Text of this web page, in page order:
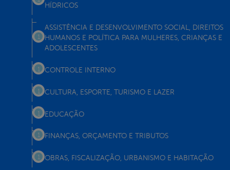
HÍDRICOS
ASSISTÊNCIA E DESENVOLVIMENTO SOCIAL, DIREITOS
HUMANOS E POLÍTICA PARA MULHERES, CRIANÇAS E
ADOLESCENTES
CONTROLE INTERNO
CULTURA, ESPORTE, TURISMO E LAZER
EDUCAÇÃO
FINANÇAS, ORÇAMENTO E TRIBUTOS
OBRAS, FISCALIZAÇÃO, URBANISMO E HABITAÇÃO